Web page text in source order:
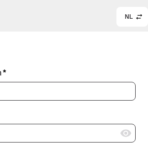
NL
*